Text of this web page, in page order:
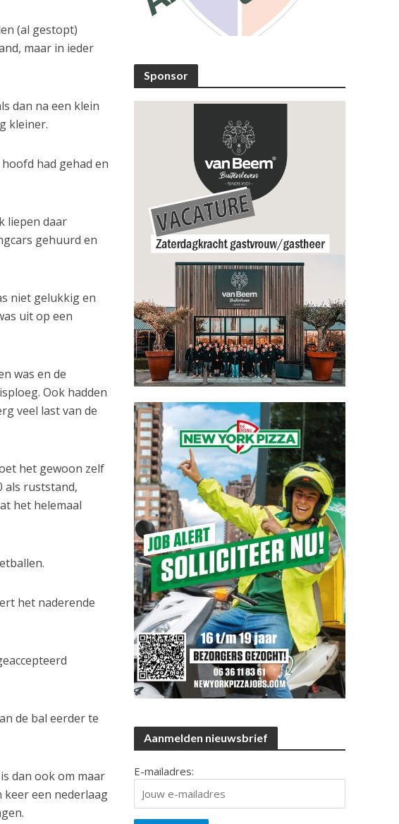
(al gestopt)
maar in ieder
dan na een klein
kleiner.
had gehad en
liepen daar
gehuurd en
niet gelukkig en
uit op een
was en de
Ook hadden
veel last van de
het gewoon zelf
als ruststand,
het helemaal
het naderende
de bal eerder te
dan ook om maar
keer een nederlaag
Sponsor
Aanmelden nieuwsbrief
E-mailadres: